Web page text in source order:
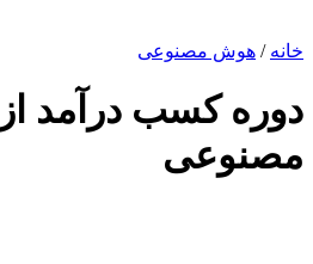
خانه / هوش مصنوعی
دوره کسب درآمد
مصنوعی